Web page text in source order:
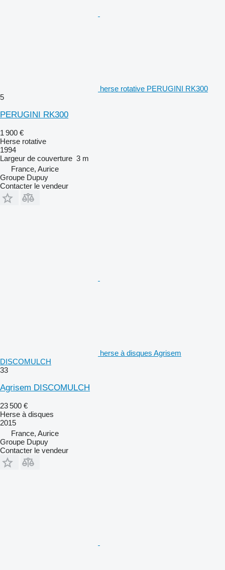
herse rotative PERUGINI RK300
5
PERUGINI RK300
1 900 €
Herse rotative
1994
Largeur de couverture 3 m
France, Aurice
Groupe Dupuy
Contacter le vendeur
herse à disques Agrisem
DISCOMULCH
33
Agrisem DISCOMULCH
23 500 €
Herse à disques
2015
France, Aurice
Groupe Dupuy
Contacter le vendeur